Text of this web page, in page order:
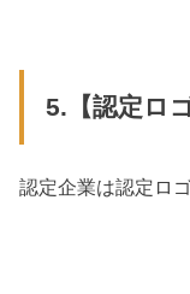
5.【認定ロ
認定企業は認定ロ